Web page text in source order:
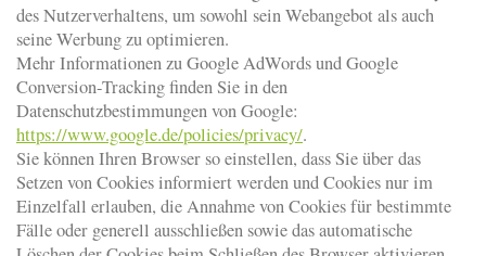
des Nutzerverhaltens, um sowohl sein Webangebot als auch
seine Werbung zu optimieren.
Mehr Informationen zu Google AdWords und Google
Conversion-Tracking finden Sie in den
Datenschutzbestimmungen von Google:
https://www.google.de/policies/privacy/.
Sie können Ihren Browser so einstellen, dass Sie über das
Setzen von Cookies informiert werden und Cookies nur im
Einzelfall erlauben, die Annahme von Cookies für bestimmte
Fälle oder generell ausschließen sowie das automatische